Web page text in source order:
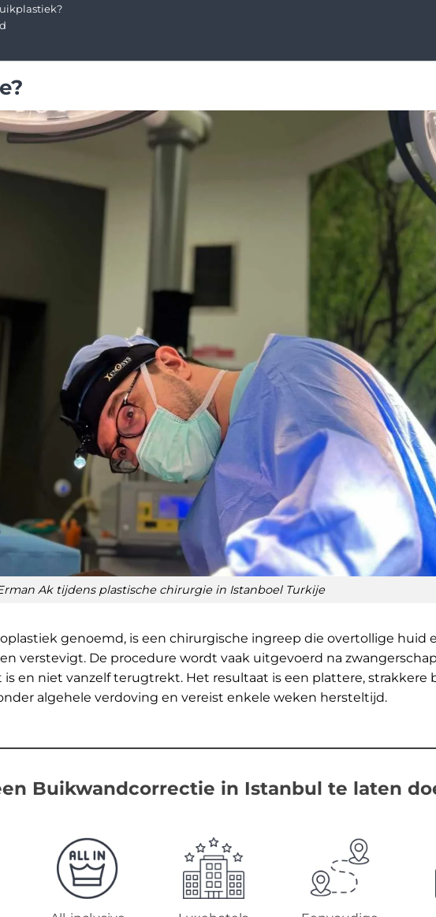
Ak tijdens plastische chirurgie in Istanboel Turkije
genoemd, is een chirurgische ingreep die overtollige huid
verstevigt. De procedure wordt vaak uitgevoerd na
en niet vanzelf terugtrekt. Het resultaat is een plattere, strakkere
algehele verdoving en vereist enkele weken hersteltijd.
Buikwandcorrectie in Istanbul te laten